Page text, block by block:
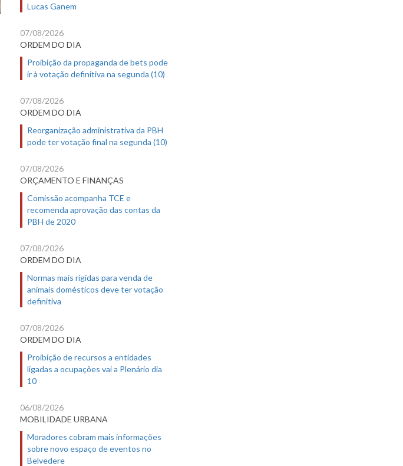
Lucas Ganem
07/08/2026
ORDEM DO DIA
Proibição da propaganda de bets pode
ir à votação definitiva na segunda (10)
07/08/2026
ORDEM DO DIA
Reorganização administrativa da PBH
pode ter votação final na segunda (10)
07/08/2026
ORÇAMENTO E FINANÇAS
Comissão acompanha TCE e
recomenda aprovação das contas da
PBH de 2020
07/08/2026
ORDEM DO DIA
Normas mais rígidas para venda de
animais domésticos deve ter votação
definitiva
07/08/2026
ORDEM DO DIA
Proibição de recursos a entidades
ligadas a ocupações vai a Plenário dia
10
06/08/2026
MOBILIDADE URBANA
Moradores cobram mais informações
sobre novo espaço de eventos no
Belvedere